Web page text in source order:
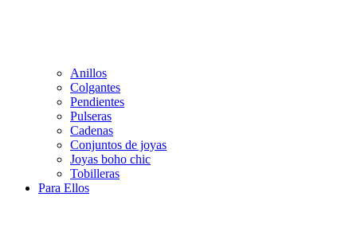
Anillos
Colgantes
Pendientes
Pulseras
Cadenas
Conjuntos de joyas
Joyas boho chic
Tobilleras
Para Ellos